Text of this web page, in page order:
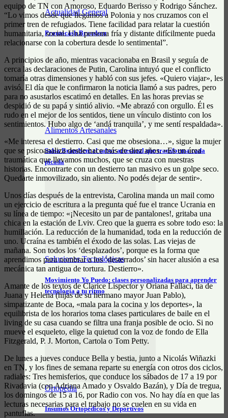
Actualidad General
Prontocash Brandsen
Alimentos Artesanales
Salsa Brandsen: el sabor artesanal que transforma cada
picada
Soluciones Tecnológicas
Movimiento Yo Puedo: clases personalizadas para aprender
tecnología a tu ritmo
Ortopédia
Insumos Ortopédicos y Deportivos
equipo de TN con Amoroso, Eduardo Berisso y Rodrigo Sánchez.
“Lo vimos desde que llegamos a Polonia y nos cruzamos con el
primer tren de refugiados. Tiene facilidad para relatar la cuestión
humanitaria, social. Una persona fría y distante difícilmente pueda
relacionarse con la cobertura desde lo sentimental”.
A principios de año, mientras vacacionaba en Brasil y seguía de
cerca las declaraciones de Putin, Carolina intuyó que el conflicto
tomaría otras dimensiones y habló con sus jefes. «Quiero viajar», les
avisó. El día que le confirmaron la noticia llamó a sus padres, pero
para no asustarlos escatimó en detalles. En las horas previas se
despidió de su papá y sintió alivio. «Me abrazó con orgullo. Él es
rudo en el mejor de los sentidos, tiene un vínculo distinto con los
sentimientos. Hubo algo de ‘andá tranquila’, y me sentí respaldada».
«Me interesa el destierro. Casi que me obsesiona…», sigue la mujer
que se psicoanaliza desde hace más de diez años. «Es un área
traumática que llevamos muchos, que se cruza con nuestras
historias. Encontrarte con un destierro tan masivo es un golpe seco.
Quedarte inmovilizado, sin aliento. No podés dejar de sentir».
Unos días después de la entrevista, Carolina manda un mail como
un ejercicio de escritura a la pregunta qué fue el trance Ucrania en
su línea de tiempo: «¡Necesito un par de pantalones!, gritaba una
chica en la estación de Lviv. Creo que la guerra es sobre todo eso: la
humillación. La reducción de la humanidad, toda en la reducción de
uno. Ucraína es también el éxodo de las solas. Las viejas de
mañana. Son todos los ‘desplazados’, porque es la forma que
aprendimos para nombrar a los ‘desterrados’ sin hacer alusión a esa
mecánica tan antigua de tortura. Destierro».
Amante de los textos de Clarice Lispector y Oriana Fallaci, tía de
Juana y Helena (hijas de su hermano mayor Juan Pablo),
simpatizante de Boca, «mala para la cocina y los deportes», la
equilibrista de los horarios toma clases particulares de baile en el
living de su casa cuando se filtra una franja posible de ocio. Si no
mueve el esqueleto, elige la quietud con la voz de fondo de Ella
Fitzgerald, P. J. Morton, Cartola o Tom Petty.
De lunes a jueves conduce Bella y bestia, junto a Nicolás Wiñazki
en TN, y los fines de semana reparte su energía con otros dos ciclos,
radiales: Tres hemisferios, que conduce los sábados de 17 a 19 por
Rivadavia (con Adriana Amado y Osvaldo Bazán), y Día de tregua,
los domingos de 15 a 16, por Radio con vos. No hay día en que las
lecturas necesarias para el trabajo no se cuelen en su vida en
pantuflas.